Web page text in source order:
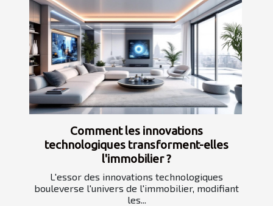
Comment les innovations
technologiques transforment-elles
l'immobilier ?
L'essor des innovations technologiques
bouleverse l'univers de l'immobilier, modifiant
les...